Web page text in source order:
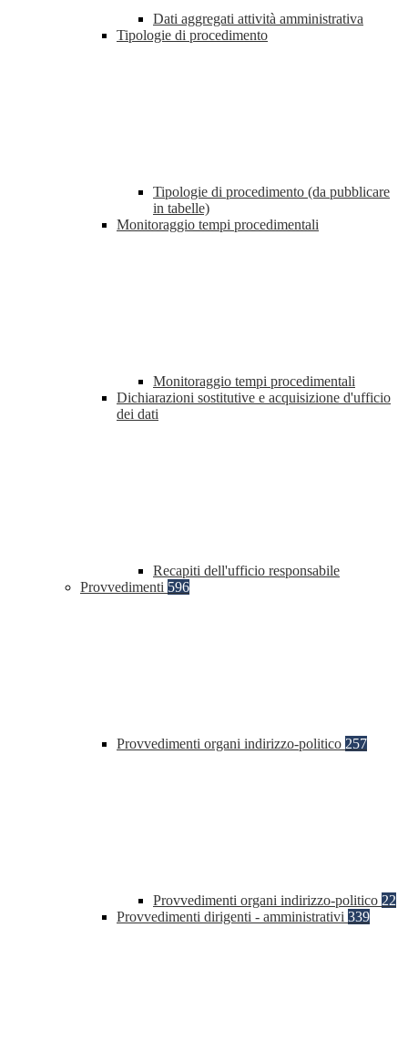
Dati aggregati attività amministrativa
Tipologie di procedimento
Tipologie di procedimento (da pubblicare
in tabelle)
Monitoraggio tempi procedimentali
Monitoraggio tempi procedimentali
Dichiarazioni sostitutive e acquisizione d'ufficio
dei dati
Recapiti dell'ufficio responsabile
Provvedimenti 596
Provvedimenti organi indirizzo-politico 257
Provvedimenti organi indirizzo-politico 22
Provvedimenti dirigenti - amministrativi 339